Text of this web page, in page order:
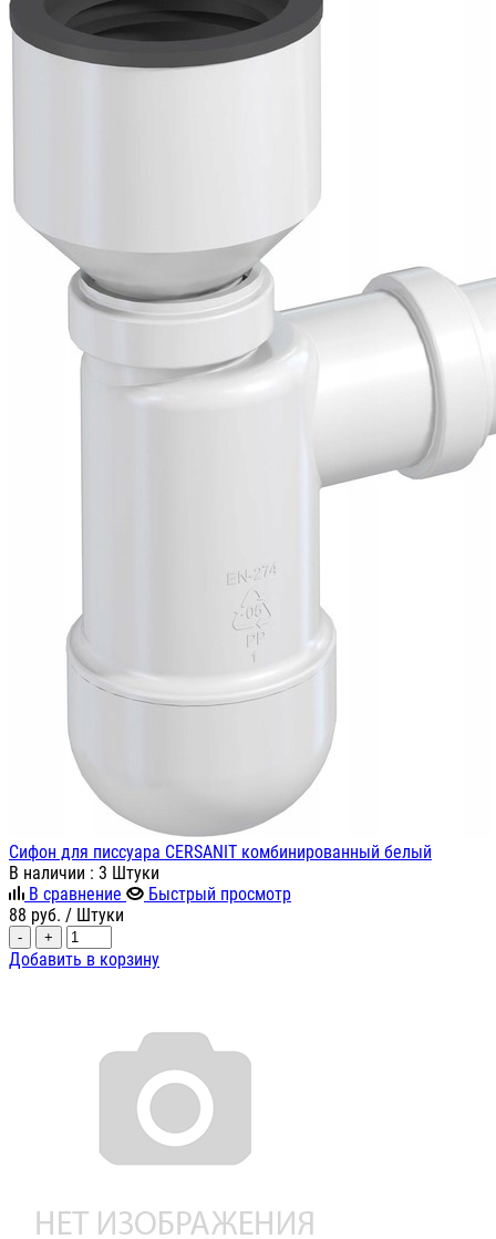
Сифон для писсуара CERSANIT комбинированный белый
В наличии : 3 Штуки
В сравнение
Быстрый просмотр
88 руб. / Штуки
- +
Добавить в корзину